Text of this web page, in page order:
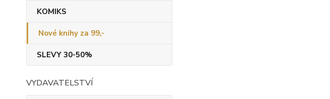
KOMIKS
Nové knihy za 99,-
SLEVY 30-50%
VYDAVATELSTVÍ